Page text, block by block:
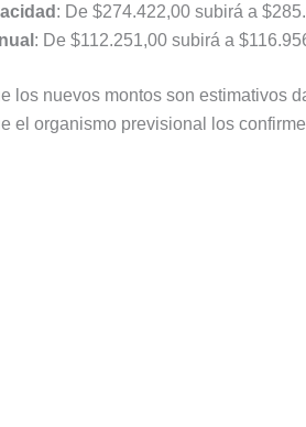
: De $274.422,00 subirá a
: De $112.251,00 subirá a
los nuevos montos son estimativos
el organismo previsional los